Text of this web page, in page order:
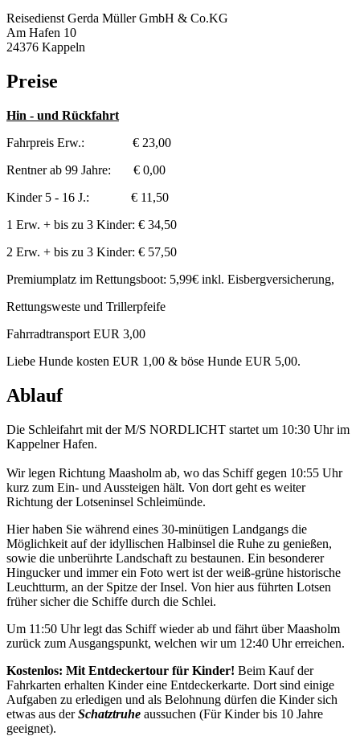
Reisedienst Gerda Müller GmbH & Co.KG
Am Hafen 10
24376 Kappeln
Preise
Hin - und Rückfahrt
Fahrpreis Erw.: € 23,00
Rentner ab 99 Jahre: € 0,00
Kinder 5 - 16 J.: € 11,50
1 Erw. + bis zu 3 Kinder: € 34,50
2 Erw. + bis zu 3 Kinder: € 57,50
Premiumplatz im Rettungsboot: 5,99€ inkl. Eisbergversicherung,
Rettungsweste und Trillerpfeife
Fahrradtransport EUR 3,00
Liebe Hunde kosten EUR 1,00 & böse Hunde EUR 5,00.
Ablauf
Die Schleifahrt mit der M/S NORDLICHT startet um 10:30 Uhr im
Kappelner Hafen.
Wir legen Richtung Maasholm ab, wo das Schiff gegen 10:55 Uhr
kurz zum Ein- und Aussteigen hält. Von dort geht es weiter
Richtung der Lotseninsel Schleimünde.
Hier haben Sie während eines 30-minütigen Landgangs die
Möglichkeit auf der idyllischen Halbinsel die Ruhe zu genießen,
sowie die unberührte Landschaft zu bestaunen. Ein besonderer
Hingucker und immer ein Foto wert ist der weiß-grüne historische
Leuchtturm, an der Spitze der Insel. Von hier aus führten Lotsen
früher sicher die Schiffe durch die Schlei.
Um 11:50 Uhr legt das Schiff wieder ab und fährt über Maasholm
zurück zum Ausgangspunkt, welchen wir um 12:40 Uhr erreichen.
Kostenlos: Mit Entdeckertour für Kinder! Beim Kauf der
Fahrkarten erhalten Kinder eine Entdeckerkarte. Dort sind einige
Aufgaben zu erledigen und als Belohnung dürfen die Kinder sich
etwas aus derSchatztruhe aussuchen (Für Kinder bis 10 Jahre
geeignet).